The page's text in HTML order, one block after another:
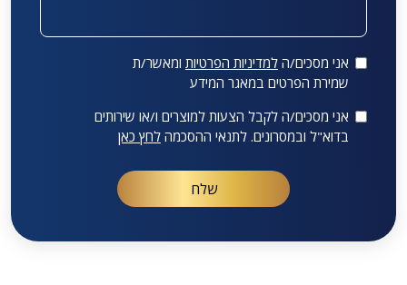
אני מסכים/ה למדיניות הפרטיות ומאשר/ת
שמירת הפרטים במאגר המידע
אני מסכים/ה לקבל הצעות למוצרים ו/או שירותים
בדוא"ל ובמסרונים. לתנאי ההסכמה לחץ כאן